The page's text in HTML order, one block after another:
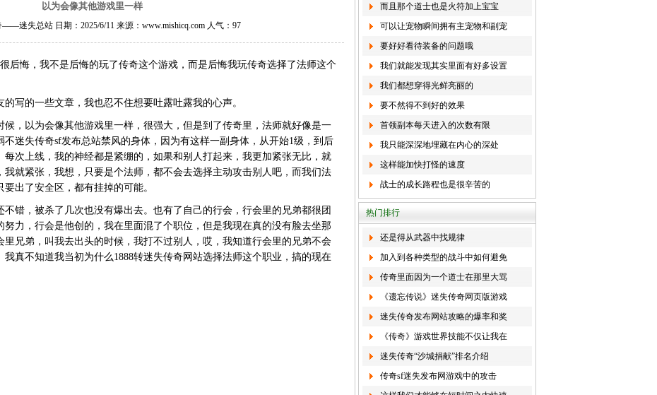
以为会像其他游戏里一样
迷失总站 日期：2025/6/11 来源：www.mishicq.com 人气： 97
悔，我不是后悔的玩了传奇这个游戏，而是后悔我玩传奇选择了法师这个
的一些文章，我也忍不住想要吐露吐露我的心声。
以为会像其他游戏里一样，很强大，但是到了传奇里，法师就好像是一
迷失传奇sf发布总站禁风的身体，因为有这样一副身体，从开始1级，到后
每次上线，我的神经都是紧绷的，如果和别人打起来，我更加紧张无比，就
就紧张，我想，只要是个法师，都不会去选择主动攻击别人吧，而我们法
出了安全区，都有挂掉的可能。
，被杀了几次也没有爆出去。也有了自己的行会，行会里的兄弟都很团
力，行会是他创的，我在里面混了个职位，但是我现在真的没有脸去坐那
兄弟，叫我去出头的时候，我打不过别人，哎，我知道行会里的兄弟不会
真不知道我当初为什么1888转迷失传奇网站选择法师这个职业，搞的现在
而且那个道士也是火符加上宝宝
可以让宠物瞬间拥有主宠物和副宠
要好好看待装备的问题哦
我们就能发现其实里面有好多设置
我们都想穿得光鲜亮丽的
要不然得不到好的效果
首领副本每天进入的次数有限
我只能深深地埋藏在内心的深处
这样能加快打怪的速度
战士的成长路程也是很辛苦的
热门排行
还是得从武器中找规律
加入到各种类型的战斗中如何避免
传奇里面因为一个道士在那里大骂
《遗忘传说》迷失传奇网页版游戏
迷失传奇发布网站攻略的爆率和奖
《传奇》游戏世界技能不仅让我在
迷失传奇“沙城捐献”排名介绍
传奇sf迷失发布网游戏中的攻击